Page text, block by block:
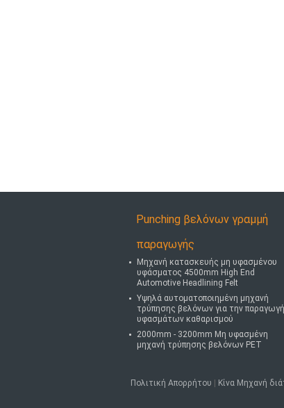
Punching βελόνων γραμμή
παραγωγής
Μηχανή κατασκευής μη υφασμένου
υφάσματος 4500mm High End
Automotive Headlining Felt
Υψηλά αυτοματοποιημένη μηχανή
τρύπησης βελόνων για την παραγωγή
υφασμάτων καθαρισμού
2000mm - 3200mm Μη υφασμένη
μηχανή τρύπησης βελόνων PET
Πολιτική Απορρήτου Κίνα Μηχανή